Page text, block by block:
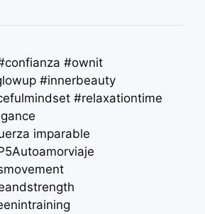
#ownit
#innerbeauty
#relaxationtime
imparable